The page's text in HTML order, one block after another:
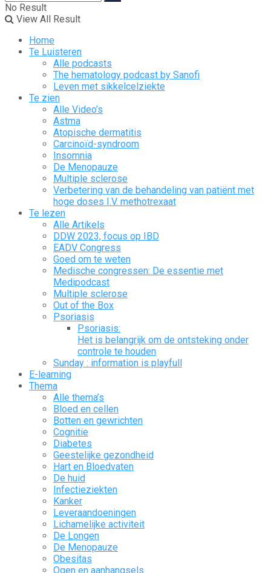
No Result
View All Result
Home
Te Luisteren
Alle podcasts
The hematology podcast by Sanofi
Leven met sikkelcelziekte
Te zien
Alle Video’s
Astma
Atopische dermatitis
Carcinoïd-syndroom
Insomnia
De Menopauze
Multiple sclerose
Verbetering van de behandeling van patiënt met
hoge doses I.V. methotrexaat
Te lezen
Alle Artikels
DDW 2023, focus op IBD
EADV Congress
Goed om te weten
Medische congressen: De essentie met
Medipodcast
Multiple sclerose
Out of the Box
Psoriasis
Psoriasis:
Het is belangrijk om de ontsteking onder
controle te houden
Sunday : information is playfull
E-learning
Thema
Alle thema’s
Bloed en cellen
Botten en gewrichten
Cognitie
Diabetes
Geestelijke gezondheid
Hart en Bloedvaten
De huid
Infectieziekten
Kanker
Leveraandoeningen
Lichamelijke activiteit
De Longen
De Menopauze
Obesitas
Ogen en aanhangsels